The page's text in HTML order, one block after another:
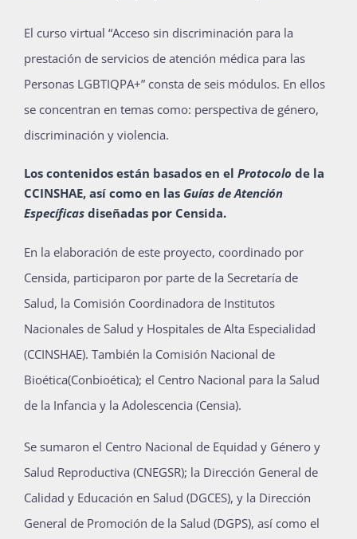
El curso virtual “Acceso sin discriminación para la
prestación de servicios de atención médica para las
Personas LGBTIQPA+” consta de seis módulos. En ellos
se concentran en temas como: perspectiva de género,
discriminación y violencia.
Los contenidos están basados en el Protocolo de la
CCINSHAE, así como en las Guías de Atención
Específicas diseñadas por Censida.
En la elaboración de este proyecto, coordinado por
Censida, participaron por parte de la Secretaría de
Salud, la Comisión Coordinadora de Institutos
Nacionales de Salud y Hospitales de Alta Especialidad
(CCINSHAE). También la Comisión Nacional de
Bioética(Conbioética); el Centro Nacional para la Salud
de la Infancia y la Adolescencia (Censia).
Se sumaron el Centro Nacional de Equidad y Género y
Salud Reproductiva (CNEGSR); la Dirección General de
Calidad y Educación en Salud (DGCES), y la Dirección
General de Promoción de la Salud (DGPS), así como el